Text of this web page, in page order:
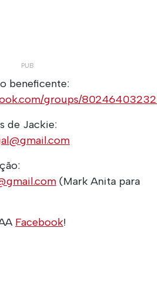
beneficente:
groups/
de Jackie:
(Mark Anita para
Facebook!